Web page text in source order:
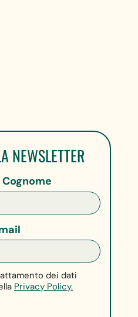
NEWSLETTER
dei dati
Privacy Policy.